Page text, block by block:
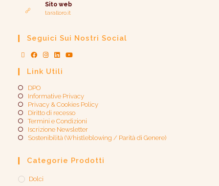
Sito web
taralloro.it
Seguici Sui Nostri Social
Link Utili
DPO
Informative Privacy
Privacy & Cookies Policy
Diritto di recesso
Termini e Condizioni
Iscrizione Newsletter
Sostenibilità (Whistleblowing / Parità di Genere)​
Categorie Prodotti
Dolci